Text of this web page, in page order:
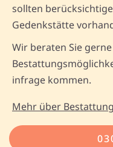
sollten
Gedenkstätte
Wir beraten Sie
infrage kommen.
Mehr über